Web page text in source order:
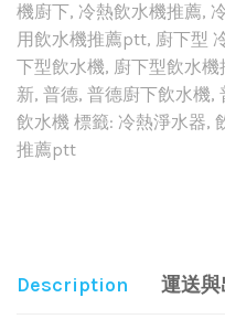
機廚下, 冷熱飲水機推薦,
用飲水機推薦ptt, 廚下型
下型飲水機, 廚下型飲水
新, 普德, 普德廚下飲水機,
飲水機 標籤: 冷熱淨水器,
推薦ptt
Description 運送